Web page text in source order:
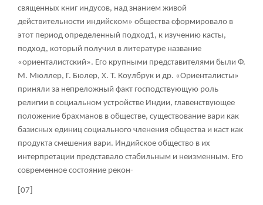
священных книг индусов, над знанием живой
действительности индийском» общества сформировало в
этот период определенный подход1, к изучению касты,
подход, который получил в литературе название
«ориенталистский». Его крупными представителями были Ф.
М. Мюллер, Г. Бюлер, X. Т. Коулбрук и др. «Ориенталисты»
приняли за непреложный факт господствующую роль
религии в социальном устройстве Индии, главенствующее
положение брахманов в обществе, существование вари как
базисных единиц социального членения общества и каст как
продукта смешения вари. Индийское общество в их
интерпретации представало стабильным и неизменным. Его
современное состояние рекон-
[07]